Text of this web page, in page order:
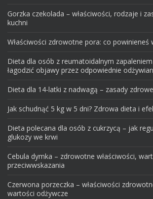
Gorzka czekolada – właściwości, rodzaje i
kuchni
Właściwości zdrowotne pora: co powinieneś
Dieta dla osób z reumatoidalnym
łagodzić objawy przez odpowiednie
Dieta dla 14-latki z nadwagą – zasady
Jak schudnąć 5 kg w 5 dni? Zdrowa dieta i
Dieta polecana dla osób z cukrzycą – jak
glukozy we krwi
Cebula dymka – zdrowotne właściwości,
przeciwwskazania
Czerwona porzeczka – właściwości
wartości odżywcze